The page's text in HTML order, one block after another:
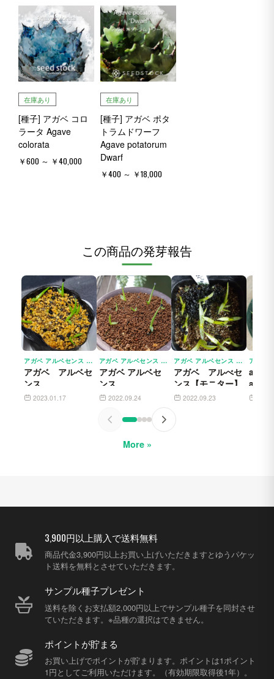
在庫あり
[種子] アガベ コロ
ラータ Agave
colorata
￥600 ～ ￥40,000
在庫あり
[種子] アガベ ポタ
トラムドワーフ
Agave potatorum
Dwarf
￥400 ～ ￥18,000
この商品の発芽報告
アガベ アルベセンス AGAVE ALBESCENS
アガベ アルベセ
ンス
2023.01.17
アガベ アルベセンス AGAVE ALBESCENS
アガベ アルベセ
ンス
2022.09.24
アガベ アルベセンス AGAVE ALBESCENS
アガベ アルべセ
ンス【モニター】
2022.09.23
agave
ター
More »
3,900円以上購入で送料無料
商品代金3,900円以上お買い上げいただきますとゆうパケッ
ト送料を無料とさせていただきます。
サンプル種子プレゼント
送料を除くお支払額2,000円以上でサンプル種子を同封させ
ていただきます。※品種の選択はできません。
ポイントが貯まる
お買い上げでポイントが貯まります。ポイントは1ポイント
1円としてご利用いただけます。（有効期限取得後1年）。